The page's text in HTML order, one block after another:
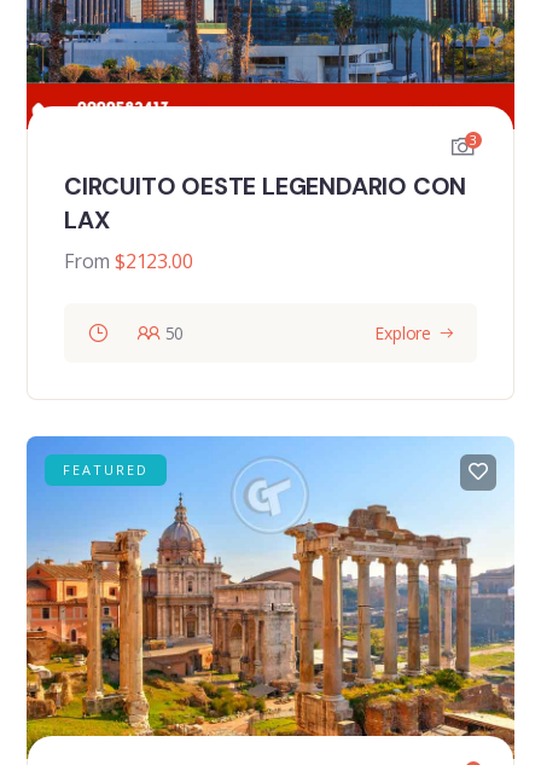
3
CIRCUITO OESTE LEGENDARIO CON
LAX
From $2123.00
50 Explore
FEATURED